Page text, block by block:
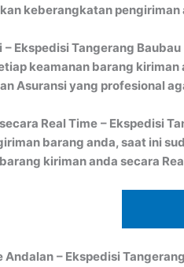
keberangkatan pengiriman
– Ekspedisi Tangerang Baubau
keamanan barang
Asuransi yang profesional
Real Time – Ekspedisi
barang anda, saat ini
kiriman anda secara
Andalan – Ekspedisi